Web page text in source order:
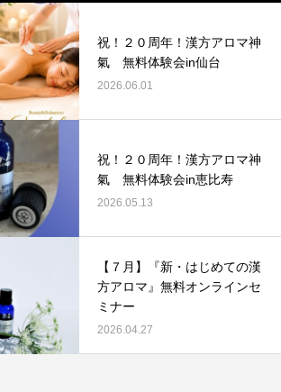
祝！２０周年！漢方アロマ神
氣 無料体験会in仙台
2026.06.01
祝！２０周年！漢方アロマ神
氣 無料体験会in恵比寿
2026.05.13
​【７月】『新・はじめての漢
方アロマ』無料オンラインセ
ミナー
2026.04.27